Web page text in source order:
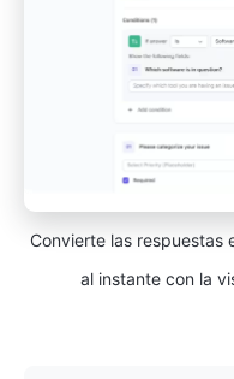
Convierte las respuestas
al instante con la